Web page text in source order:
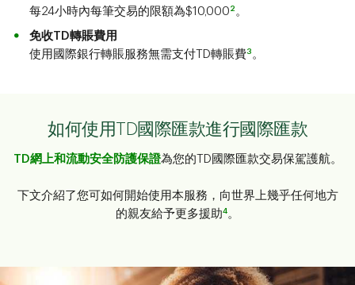
每24小時內每筆交易的限額為$10,000 2 。
免收TD轉賬費用
使用國際銀行轉賬服務無需支付TD轉賬費3 。
如何使用TD國際匯款進行國際匯款
TD網上和流動安全防護保證為您的TD國際匯款交易保駕護航。
下文介紹了您可如何開始使用本服務，向世界上幾乎任何地方
的親友給予更多援助4。